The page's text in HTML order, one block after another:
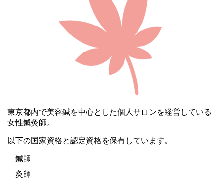
東京都内で美容鍼を中心とした個人サロンを経営している
女性鍼灸師。
以下の国家資格と認定資格を保有しています。
鍼師
灸師